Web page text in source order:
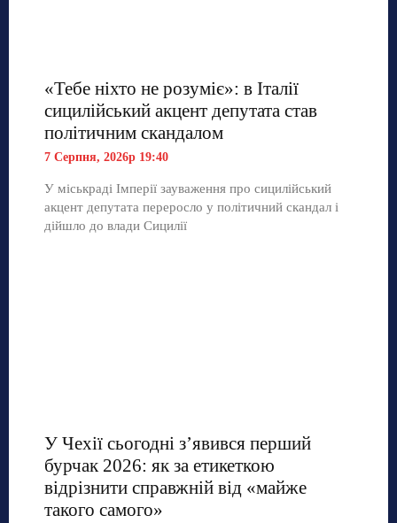
«Тебе ніхто не розуміє»: в Італії
сицилійський акцент депутата став
політичним скандалом
7 Серпня, 2026р 19:40
У міськраді Імперії зауваження про сицилійський
акцент депутата переросло у політичний скандал і
дійшло до влади Сицилії
У Чехії сьогодні з’явився перший
бурчак 2026: як за етикеткою
відрізнити справжній від «майже
такого самого»